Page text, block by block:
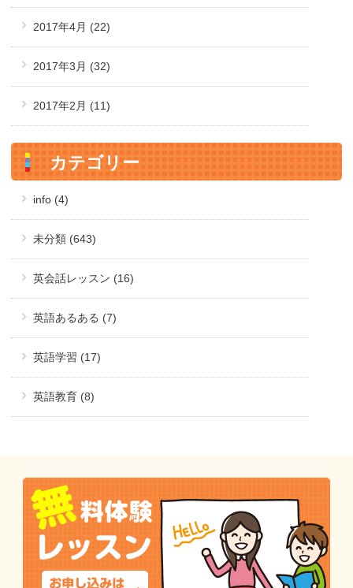
2017年4月 (22)
2017年3月 (32)
2017年2月 (11)
カテゴリー
info (4)
未分類 (643)
英会話レッスン (16)
英語あるある (7)
英語学習 (17)
英語教育 (8)